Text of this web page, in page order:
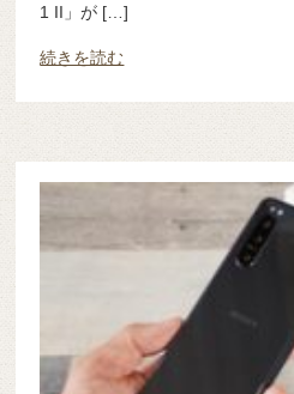
1 II」が […]
続きを読む